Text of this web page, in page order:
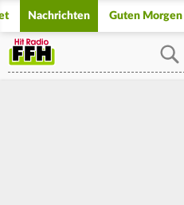
Nachrichten Guten Morgen